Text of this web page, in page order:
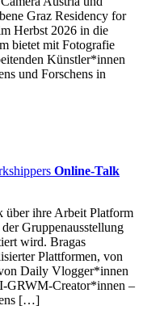
Graz Residency for
Herbst 2026 in die
bietet mit Fotografie
Künstler*innen
und Forschens in
Online-Talk
über ihre Arbeit Platform
Gruppenausstellung
wird. Bragas
Plattformen, von
Daily Vlogger*innen
GRWM-Creator*innen –
[…]